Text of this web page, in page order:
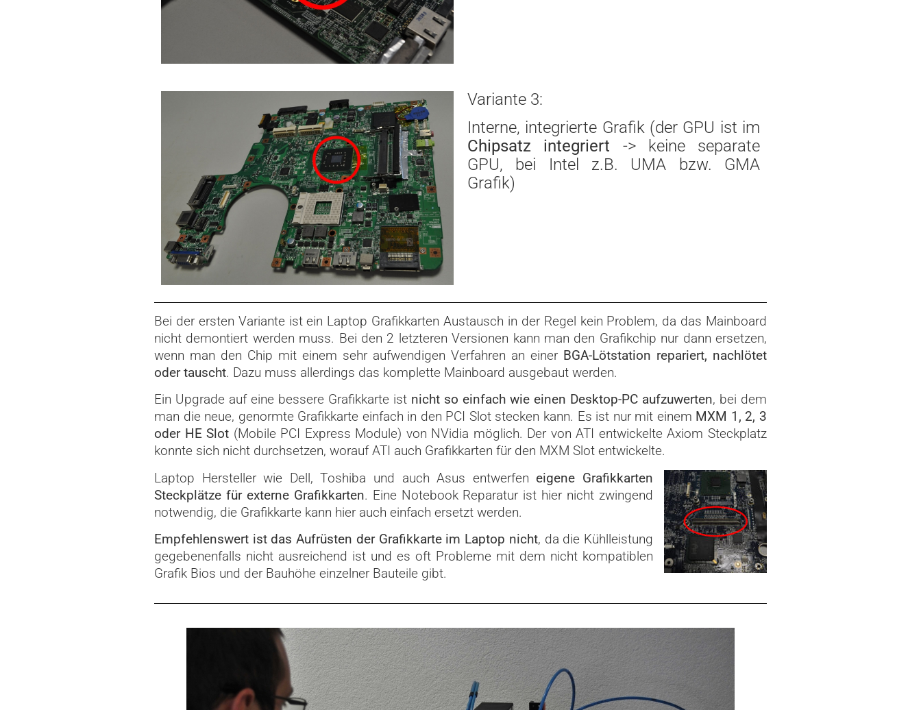
Variante 3:
Interne, integrierte Grafik (der GPU ist im
Chipsatz integriert -> keine separate
GPU, bei Intel z.B. UMA bzw. GMA
Grafik)
Bei der ersten Variante ist ein Laptop Grafikkarten Austausch in der Regel kein Problem, da das Mainboard
nicht demontiert werden muss. Bei den 2 letzteren Versionen kann man den Grafikchip nur dann ersetzen,
wenn man den Chip mit einem sehr aufwendigen Verfahren an einer BGA-Lötstation repariert, nachlötet
oder tauscht. Dazu muss allerdings das komplette Mainboard ausgebaut werden.
Ein Upgrade auf eine bessere Grafikkarte ist nicht so einfach wie einen Desktop-PC aufzuwerten, bei dem
man die neue, genormte Grafikkarte einfach in den PCI Slot stecken kann. Es ist nur mit einem MXM 1, 2, 3
oder HE Slot (Mobile PCI Express Module) von NVidia möglich. Der von ATI entwickelte Axiom Steckplatz
konnte sich nicht durchsetzen, worauf ATI auch Grafikkarten für den MXM Slot entwickelte.
Laptop Hersteller wie Dell, Toshiba und auch Asus entwerfeneigene Grafikkarten
Steckplätze für externe Grafikkarten. Eine Notebook Reparatur ist hier nicht zwingend
notwendig, die Grafikkarte kann hier auch einfach ersetzt werden.
Empfehlenswert ist das Aufrüsten der Grafikkarte im Laptop nicht, da die Kühlleistung
gegebenenfalls nicht ausreichend ist und es oft Probleme mit dem nicht kompatiblen
Grafik Bios und der Bauhöhe einzelner Bauteile gibt.